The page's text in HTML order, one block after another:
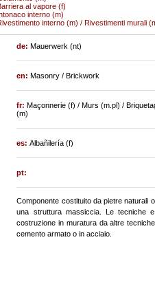
al vapore (f)
interno (m)
interno (m) / Rivestimenti murali
de: Mauerwerk (nt)
en: Masonry / Brickwork
fr: Maçonnerie (f) / Murs (m.pl) /
(m)
es:Albañilería (f)
pt:
Componente costituito da pietre naturali
una struttura massiccia. Le tecniche
costruzione in muratura da altre
cemento armato o in acciaio.